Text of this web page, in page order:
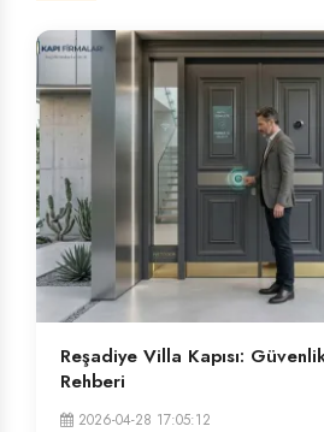
Reşadiye Villa Kapısı:
Rehberi
2026-04-28 17:05:12